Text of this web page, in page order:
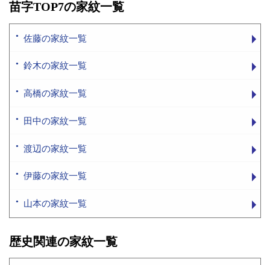
苗字TOP7の家紋一覧
佐藤の家紋一覧
鈴木の家紋一覧
高橋の家紋一覧
田中の家紋一覧
渡辺の家紋一覧
伊藤の家紋一覧
山本の家紋一覧
歴史関連の家紋一覧